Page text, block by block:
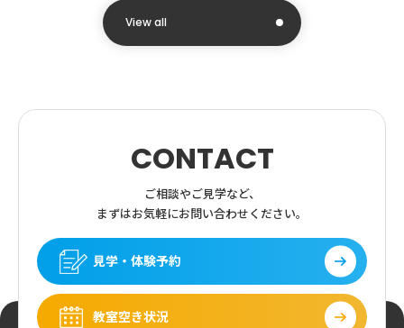
View all
CONTACT
ご相談やご見学など、
まずはお気軽にお問い合わせください。
見学・体験予約
教室空き状況